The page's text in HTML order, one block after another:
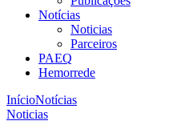
Notícias
Noticias
Parceiros
PAEQ
Hemorrede
InícioNotícias
Noticias